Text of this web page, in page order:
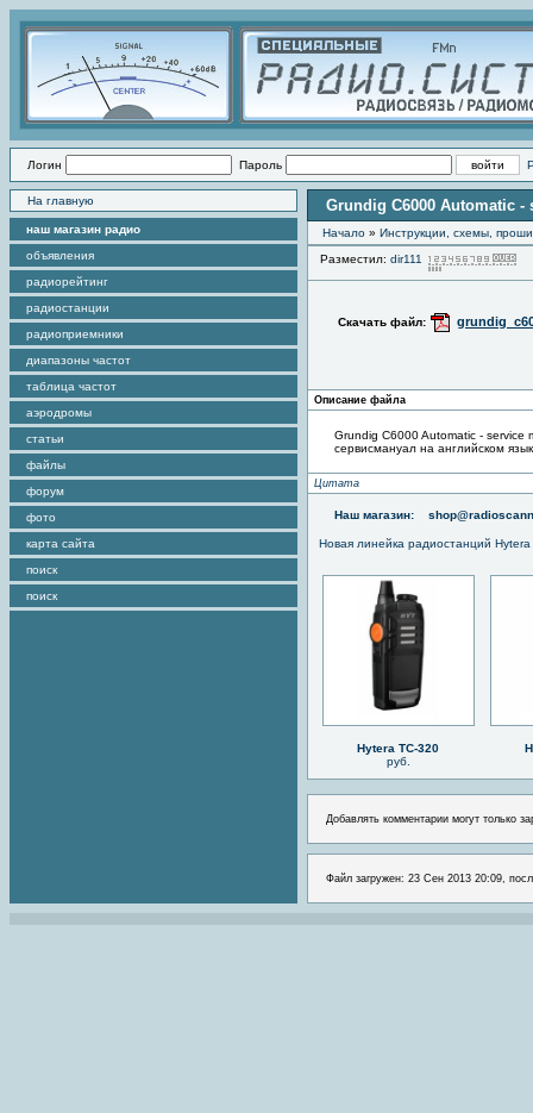
Логин Пароль
На главную
наш магазин радио
объявления
радиорейтинг
радиостанции
радиоприемники
диапазоны частот
таблица частот
аэродромы
статьи
файлы
форум
фото
карта сайта
поиск
поиск
Grundig C6000 Automatic -
Начало » Инструкции, схемы,
Разместил: dir111
Скачать файл:
Описание файла
Grundig C6000 Automatic - service
сервисмануал на английском
Цитата
Наш магазин:
Новая линейка радиостанций
Hytera TC-320
руб.
Добавлять комментарии могут только
Файл загружен: 23 Сен 2013 20:09,